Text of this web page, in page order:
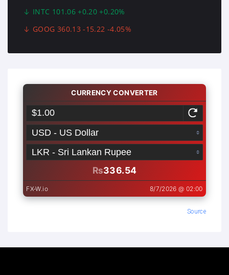
INTC 101.06 +0.20 +0.20%
GOOG 360.13 -15.22 -4.05%
Source